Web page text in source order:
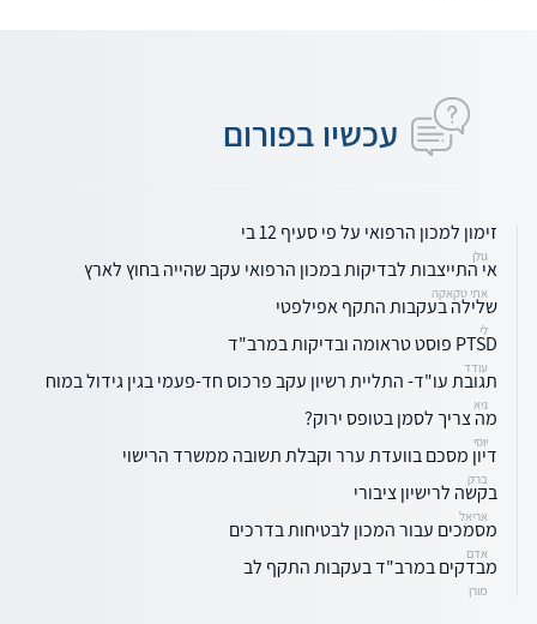
עכשיו בפורום
זימון למכון הרפואי על פי סעיף 12 בי
גולן
אי התייצבות לבדיקות במכון הרפואי עקב שהייה בחוץ לארץ
אתי טקאקה
שלילה בעקבות התקף אפילפטי
לי
PTSD פוסט טראומה ובדיקות במרב"ד
עודד
תגובת עו"ד- התליית רשיון עקב פרכוס חד-פעמי בגין גידול במוח
גיא
מה צריך לסמן בטופס ירוק?
יוסי
דיון מסכם בוועדת ערר וקבלת תשובה ממשרד הרישוי
ברק
בקשה לרישיון ציבורי
אריאל
מסמכים עבור המכון לבטיחות בדרכים
אדם
מבדקים במרב"ד בעקבות התקף לב
מורן